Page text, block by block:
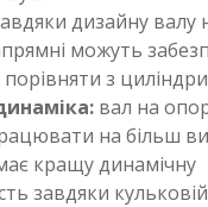
дизайну валу
можуть
порівняти з
вал на
на більш
кращу динамічну
завдяки